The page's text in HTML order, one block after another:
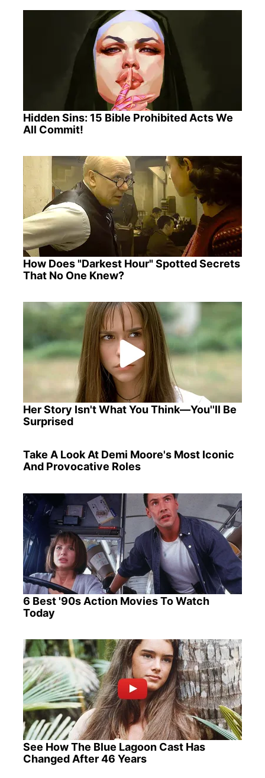
Hidden Sins: 15 Bible Prohibited Acts We
All Commit!
How Does "Darkest Hour" Spotted Secrets
That No One Knew?
Her Story Isn't What You Think—You''ll Be
Surprised
Take A Look At Demi Moore's Most Iconic
And Provocative Roles
6 Best '90s Action Movies To Watch
Today
See How The Blue Lagoon Cast Has
Changed After 46 Years